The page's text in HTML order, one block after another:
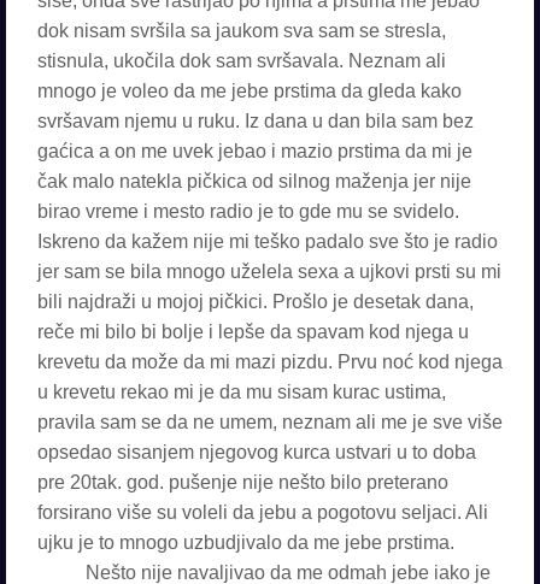
dok nisam svršila sa jaukom sva sam se stresla,
stisnula, ukočila dok sam svršavala. Neznam ali
mnogo je voleo da me jebe prstima da gleda kako
svršavam njemu u ruku. Iz dana u dan bila sam bez
gaćica a on me uvek jebao i mazio prstima da mi je
čak malo natekla pičkica od silnog maženja jer nije
birao vreme i mesto radio je to gde mu se svidelo.
Iskreno da kažem nije mi teško padalo sve što je radio
jer sam se bila mnogo uželela sexa a ujkovi prsti su mi
bili najdraži u mojoj pičkici. Prošlo je desetak dana,
reče mi bilo bi bolje i lepše da spavam kod njega u
krevetu da može da mi mazi pizdu. Prvu noć kod njega
u krevetu rekao mi je da mu sisam kurac ustima,
pravila sam se da ne umem, neznam ali me je sve više
opsedao sisanjem njegovog kurca ustvari u to doba
pre 20tak. god. pušenje nije nešto bilo preterano
forsirano više su voleli da jebu a pogotovu seljaci. Ali
ujku je to mnogo uzbudjivalo da me jebe prstima.
Nešto nije navaljivao da me odmah jebe iako je